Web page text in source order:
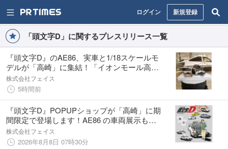
ログイン 新規登録
「頭文字D」に関するプレスリリース一覧
『頭文字D』のAE86、実車と1/18スケールモ
デルが「高崎」に集結！「イオンモール高
崎」で展示・販売決定！
株式会社フェイス
5時間前
『頭文字D』POPUPショップが「高崎」に期
間限定で登場します！AE86 の車両展示も。
（2026/8/11～8/20）
株式会社フェイス
2026年8月8日 07時30分